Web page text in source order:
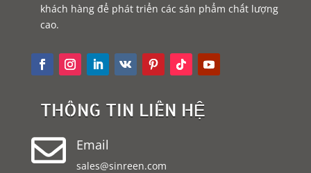
khách hàng để phát triển các sản phẩm chất lượng
cao.
THÔNG TIN LIÊN HỆ
 Email
sales@sinreen.com